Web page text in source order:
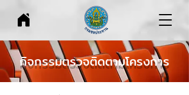
กิจกรรมตรวจติดตามโครงการ